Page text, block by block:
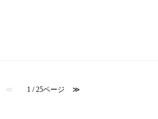
≪ 1 / 25ページ ≫